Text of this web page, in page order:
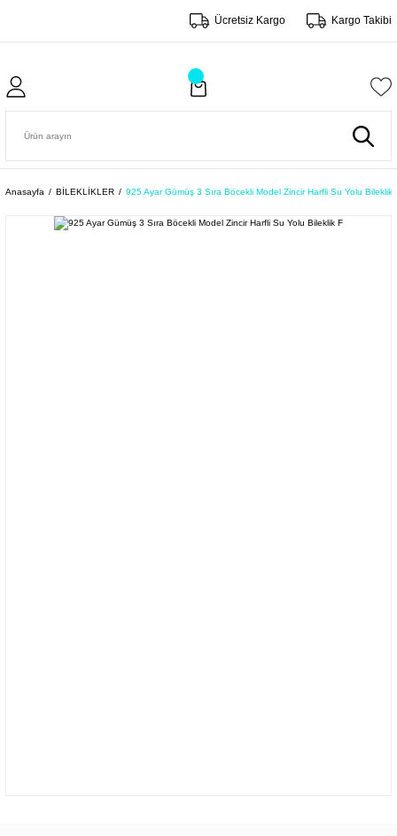
Ücretsiz Kargo Kargo Takibi
Anasayfa BİLEKLİKLER 925 Ayar Gümüş 3 Sıra Böcekli Model Zincir Harfli Su Yolu Bileklik